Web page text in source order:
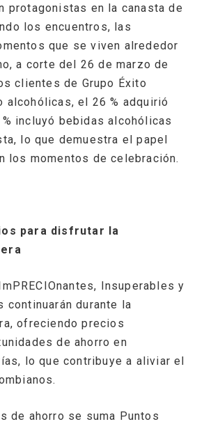
protagonistas en la canasta de
los encuentros, las
que se viven alrededor
a corte del 26 de marzo de
clientes de Grupo Éxito
alcohólicas, el 26 % adquirió
incluyó bebidas alcohólicas
lo que demuestra el papel
los momentos de celebración.
para disfrutar la
Insuperables y
continuarán durante la
ofreciendo precios
de ahorro en
lo que contribuye a aliviar el
de ahorro se suma Puntos